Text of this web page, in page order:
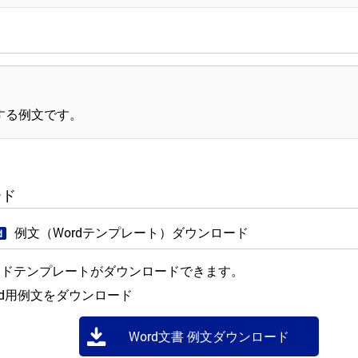
例文です。
例文（Wordテンプレート）ダウンロード
テンプレートがダウンロードできます。
用例文をダウンロード
Word文書 例文ダウンロード